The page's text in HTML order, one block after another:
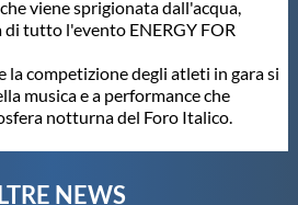
viene sprigionata dall'acqua,
tutto l'evento ENERGY FOR
la competizione degli atleti in gara si
musica e a performance che
notturna del Foro Italico.